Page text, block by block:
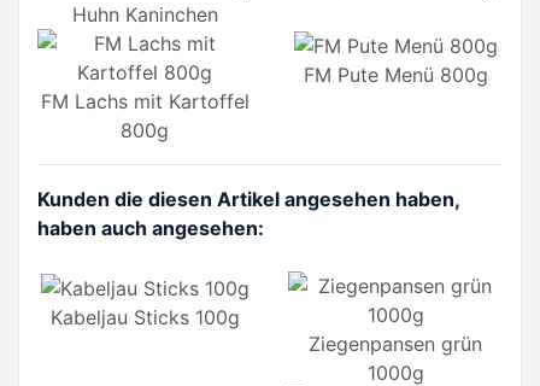
Huhn Kaninchen
FM Lachs mit Kartoffel
800g
FM Pute Menü 800g
Kunden die diesen Artikel angesehen haben,
haben auch angesehen:
Kabeljau Sticks 100g
Ziegenpansen grün
1000g